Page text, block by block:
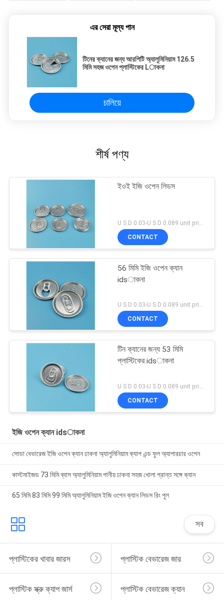
এর সেরা মূল্য পান
টিনের ক্যানের জন্য আরপিটি অ্যালুমিনিয়াম 126.5
মিমি সহজ ওপেন প্লাস্টিকের Lাকনা
চালিয়ে
শীর্ষ পণ্য
ইওই ইজি ওপেন লিডস
U S D 0.03-U S D 0.089 unit price MOQ:5000SET
CONTACT
56 মিমি ইজি ওপেন ক্যান
idsাকনা
U S D 0.03-U S D 0.089 unit price MOQ:5000 পিসি
CONTACT
টিন ক্যানের জন্য 53 মিমি
প্লাস্টিকের idsাকনা
CONTACT
ইজি ওপেন ক্যান idsাকনা
সোডা বেভারেজ ইজি ওপেন ক্যান ঢাকনা অ্যালুমিনিয়াম ক্যাপ এন্ড ফুল অ্যাপারচার ওপেন
কাস্টমাইজড 73 মিমি ব্যাস অ্যালুমিনিয়াম পানীয় ঢাকনা সহজ খোলা প্রান্ত সঙ্গে ক্যান
65 মিমি 83 মিমি 99 মিমি অ্যালুমিনিয়াম ইজি ওপেন ক্যান লিডস রিং পুল
সব
প্লাস্টিকের খাবার জারস প্লাস্টিক বেভারেজ জার
প্লাস্টিক স্ক্রু ক্যাপ জার্স প্লাস্টিক বেভারেজ ক্যান